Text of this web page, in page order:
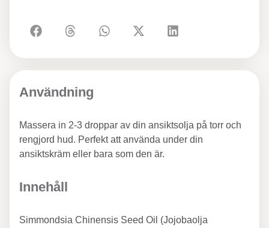
Användning
Massera in 2-3 droppar av din ansiktsolja på torr och
rengjord hud. Perfekt att använda under din
ansiktskräm eller bara som den är.
Innehåll
Simmondsia Chinensis Seed Oil (Jojobaolja